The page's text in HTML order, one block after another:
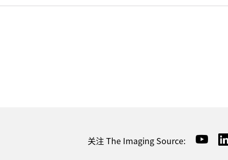
关注 The Imaging Source: